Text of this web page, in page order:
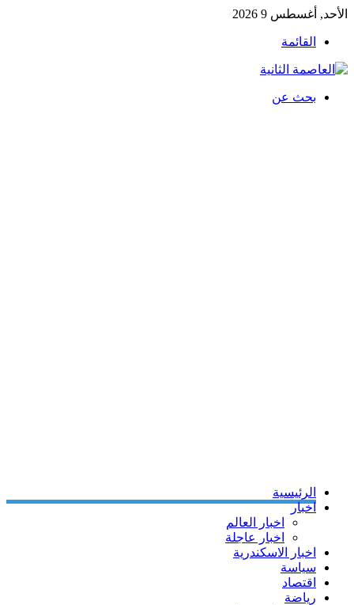
الأحد, أغسطس 9 2026
القائمة
بحث عن
الرئيسية
اخبار
اخبار العالم
اخبار عاجلة
اخبار الاسكندرية
سياسة
اقتصاد
رياضة